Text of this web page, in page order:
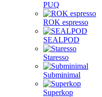
PUQ
ROK espresso
SEALPOD
Staresso
Subminimal
Superkop